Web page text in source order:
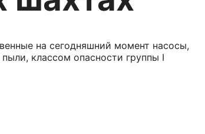
на сегодняшний момент насосы,
классом опасности группы I